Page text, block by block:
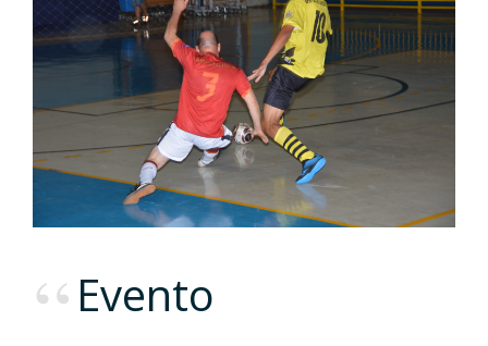
Evento